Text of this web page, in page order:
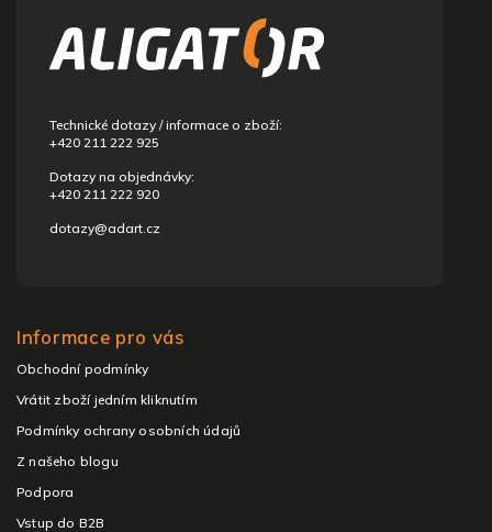
Technické dotazy / informace o zboží:
+420 211 222 925
Dotazy na objednávky:
+420 211 222 920
dotazy@adart.cz
Informace pro vás
Obchodní podmínky
Vrátit zboží jedním kliknutím
Podmínky ochrany osobních údajů
Z našeho blogu
Podpora
Vstup do B2B